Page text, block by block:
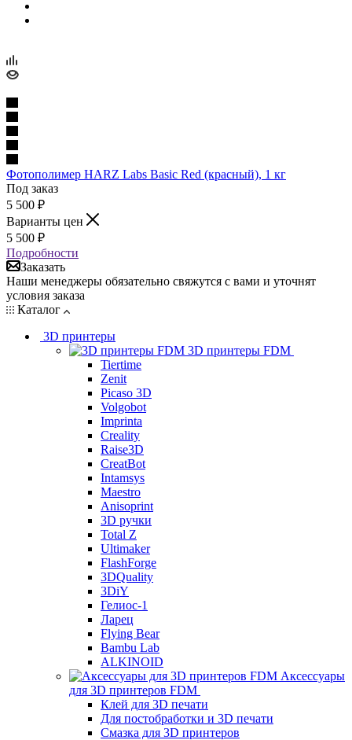
Фотополимер HARZ Labs Basic Red (красный), 1 кг
Под заказ
5 500 ₽
Варианты цен
5 500 ₽
Подробности
Заказать
Наши менеджеры обязательно свяжутся с вами и уточнят
условия заказа
Каталог
3D принтеры
3D принтеры FDM
Tiertime
Zenit
Picaso 3D
Volgobot
Imprinta
Creality
Raise3D
CreatBot
Intamsys
Maestro
Anisoprint
3D ручки
Total Z
Ultimaker
FlashForge
3DQuality
3DiY
Гелиос-1
Ларец
Flying Bear
Bambu Lab
ALKINOID
Аксессуары
для 3D принтеров FDM
Клей для 3D печати
Для постобработки и 3D печати
Смазка для 3D принтеров